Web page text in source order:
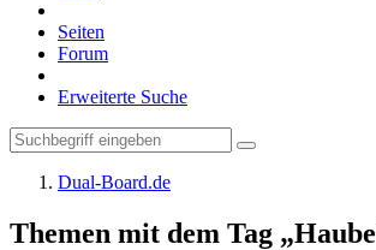
Seiten
Forum
Erweiterte Suche
Dual-Board.de
Themen mit dem Tag